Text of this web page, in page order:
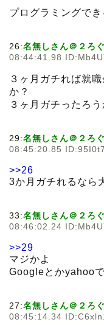
プログラミングで
26:名無しさん＠２ろ
08:44:41.98
３ヶ月ガチれば就
か？
３ヶ月ガチったろう
29:名無しさん＠２ろ
08:45:20.85
>>26
3か月ガチれるなら
33:名無しさん＠２ろ
08:46:02.24
>>29
マジかよ
Googleとかyahoo
27:名無しさん＠２ろ
08:45:14.34